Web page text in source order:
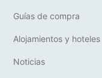
Guías de compra
Alojamientos y hoteles
Noticias